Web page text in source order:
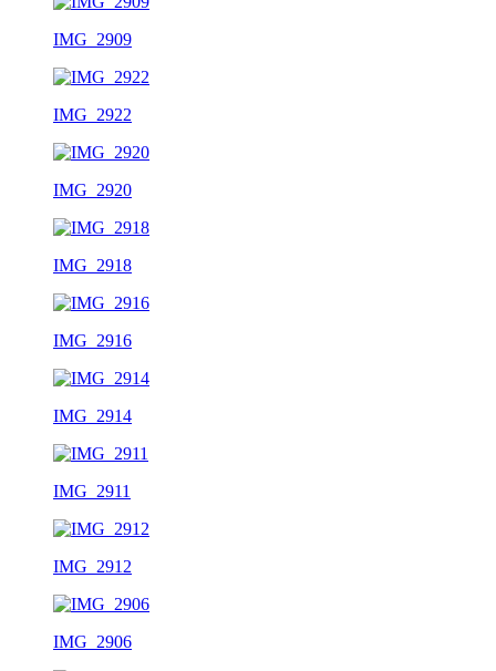
IMG_2909
IMG_2922
IMG_2920
IMG_2918
IMG_2916
IMG_2914
IMG_2911
IMG_2912
IMG_2906